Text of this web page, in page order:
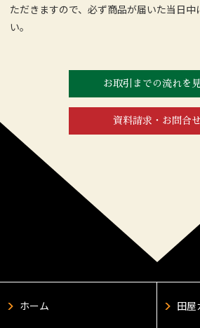
ただきますので、必ず商品が届いた当日
い。
お取引までの流れを
資料請求・お問合
ホーム 田屋